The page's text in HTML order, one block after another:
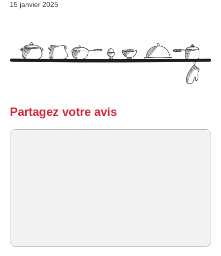
15 janvier 2025
Partagez votre avis
Commentaire